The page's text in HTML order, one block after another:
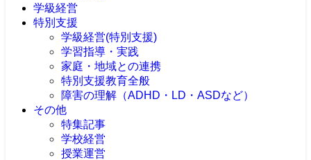
学級経営
特別支援
学級経営(特別支援)
学習指導・実践
家庭・地域との連携
特別支援教育全般
障害の理解（ADHD・LD・ASDなど）
その他
特集記事
学校経営
授業運営